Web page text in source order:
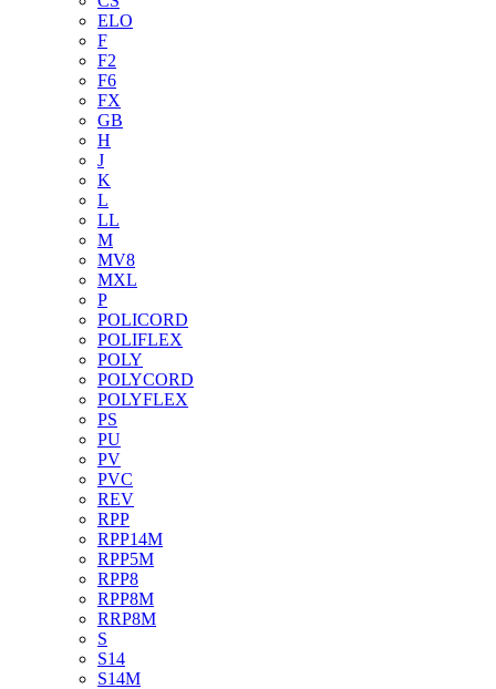
ELO
F
F2
F6
FX
GB
H
J
K
L
LL
M
MV8
MXL
P
POLICORD
POLIFLEX
POLY
POLYCORD
POLYFLEX
PS
PU
PV
PVC
REV
RPP
RPP14M
RPP5M
RPP8
RPP8M
RRP8M
S
S14
S14M